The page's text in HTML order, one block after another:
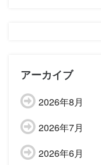
アーカイブ
2026年8月
2026年7月
2026年6月